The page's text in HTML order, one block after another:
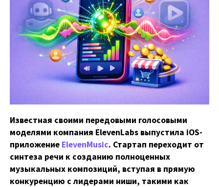
Известная своими передовыми голосовыми
моделями компания ElevenLabs выпустила iOS-
приложение ElevenMusic. Стартап переходит от
синтеза речи к созданию полноценных
музыкальных композиций, вступая в прямую
конкуренцию с лидерами ниши, такими как